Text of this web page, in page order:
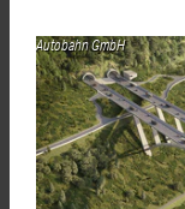
Autobahn GmbH